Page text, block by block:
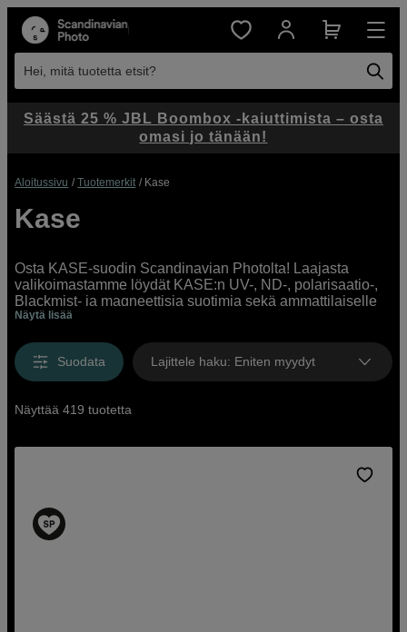
Hei, mitä tuotetta etsit?
Aloitussivu Tuotemerkit Kase
Kase
Osta KASE-suodin Scandinavian Photolta! Laajasta
valikoimastamme löydät KASE:n UV-, ND-, polarisaatio-,
Blackmist- ja magneettisia suotimia sekä ammattilaiselle
että aloittelijalle. Osta suodin verkkokaupastamme tai
Näytä lisää
Suodata Lajittele haku: Eniten myydyt
Näyttää 419 tuotetta
Säästä 25 % JBL Boombox -kaiuttimista – osta
omasi jo tänään!